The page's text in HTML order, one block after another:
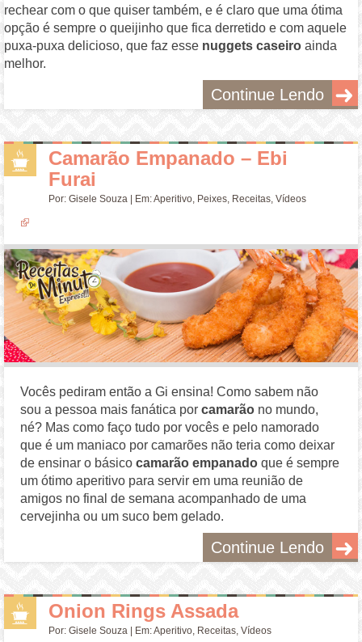
rechear com o que quiser também, e é claro que uma ótima
opção é sempre o queijinho que fica derretido e com aquele
puxa-puxa delicioso, que faz esse nuggets caseiro ainda
melhor.
Continue Lendo
Camarão Empanado – Ebi
Furai
Por:Gisele Souza | Em:Aperitivo Peixes Receitas ,Vídeos
Vocês pediram então a Gi ensina! Como sabem não
sou a pessoa mais fanática porcamarão no mundo,
né? Mas como faço tudo por vocês e pelo namorado
que é um maniaco por camarões não teria como deixar
de ensinar o básicocamarão empanado que é sempre
um ótimo aperitivo para servir em uma reunião de
amigos no final de semana acompanhado de uma
cervejinha ou um suco bem gelado.
Continue Lendo
Onion Rings Assada
Por:Gisele Souza | Em:Aperitivo, Receitas,Vídeos